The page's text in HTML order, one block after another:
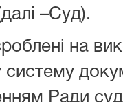
–Суд).
на
Ради